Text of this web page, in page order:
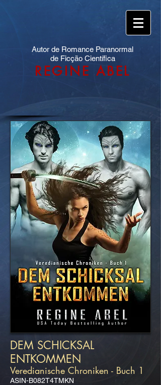
Autor de Romance Paranormal
de Ficção Científica
REGINE ABEL
DEM SCHICKSAL
ENTKOMMEN
Veredianische Chroniken - Buch 1
ASIN-B082T4TMKN